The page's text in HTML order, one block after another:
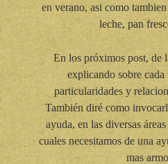
en verano, asi como
leche, pan
En los próximos post, de
explicando sobre cada
particularidades y
También diré como
ayuda, en las diversas
cuales necesitamos de una
mas